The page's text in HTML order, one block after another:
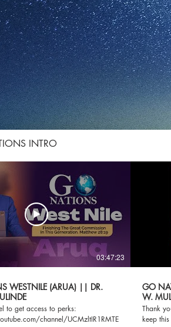
INTRO
03:47:23
WESTNILE (ARUA) || DR.
to get access to perks:
channel/
GO
W.
Thank
keep